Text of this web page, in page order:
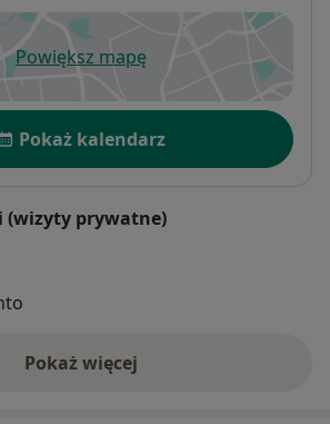
Powiększ mapęotwiera się w nowej karcie
Pokaż kalendarz
(wizyty prywatne)
Pokaż więcej
o adresie